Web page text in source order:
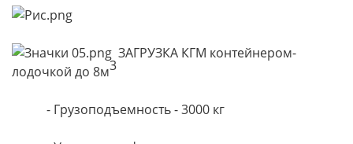
ЗАГРУЗКА КГМ контейнером-
лодочкой до 8м3
- Грузоподъемность - 3000 кг